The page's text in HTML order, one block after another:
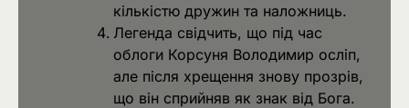
кількістю дружин та наложниць.
Легенда свідчить, що під час
облоги Корсуня Володимир осліп,
але після хрещення знову прозрів,
що він сприйняв як знак від Бога.